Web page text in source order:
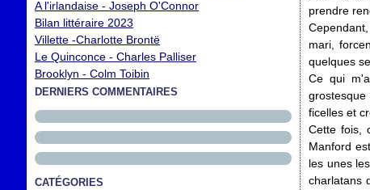
A l'irlandaise - Joseph O'Connor
Bilan littéraire 2023
Villette -Charlotte Brontë
Le Quinconce - Charles Palliser
Brooklyn - Colm Toibin
DERNIERS COMMENTAIRES
CATÉGORIES
prendre
mari,
quelques
Ce qui
ficelles et
Cette fois,
Manford
les unes
charlatans